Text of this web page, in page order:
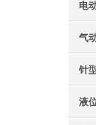
电
气
针
液